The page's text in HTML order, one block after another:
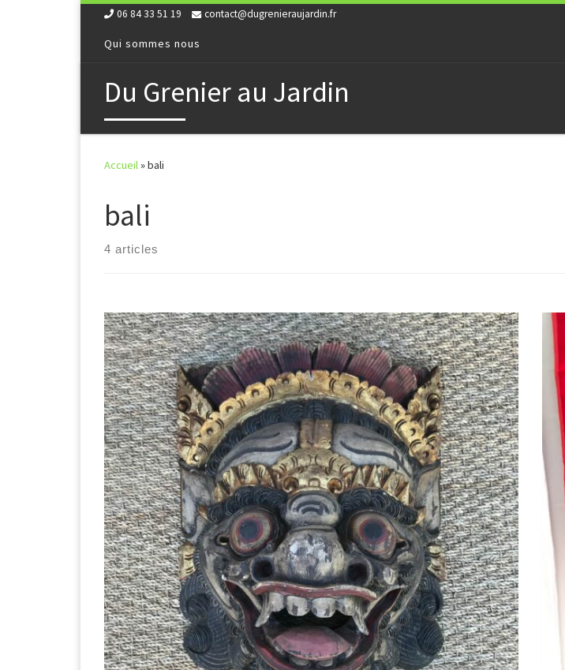
06 84 33 51 19 contact@dugrenieraujardin.fr
Qui sommes nous
Du Grenier au Jardin
Accueil»bali
bali
4 articles